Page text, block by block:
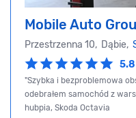
Mobile Auto
Przestrzenna 10, Dąbie,
5.8
"Szybka i bezproblemowa
odebrałem samochód z
hubpia, Skoda Octavia